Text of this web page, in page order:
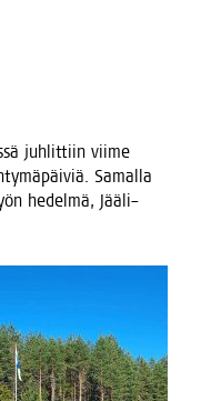
juh­lit­tiin vii­me
Samal­la
hedel­mä, Jääli–